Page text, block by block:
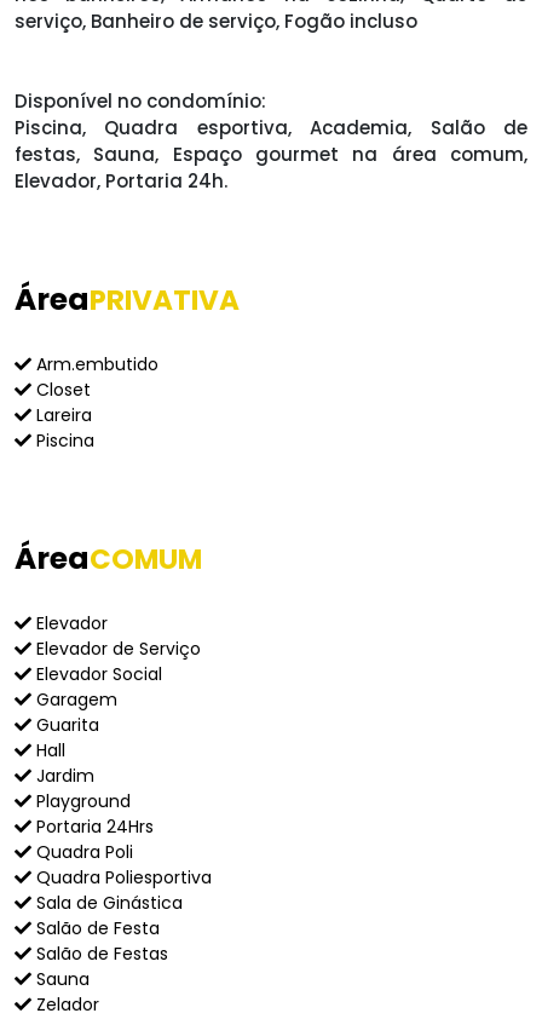
serviço, Banheiro de serviço, Fogão incluso
Disponível no condomínio:
Piscina, Quadra esportiva, Academia, Salão de
festas, Sauna, Espaço gourmet na área comum,
Elevador, Portaria 24h.
ÁreaPRIVATIVA
Arm.embutido
Closet
Lareira
Piscina
ÁreaCOMUM
Elevador
Elevador de Serviço
Elevador Social
Garagem
Guarita
Hall
Jardim
Playground
Portaria 24Hrs
Quadra Poli
Quadra Poliesportiva
Sala de Ginástica
Salão de Festa
Salão de Festas
Sauna
Zelador